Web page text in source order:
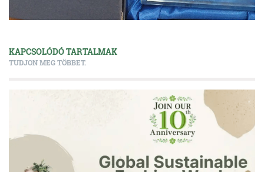
KAPCSOLÓDÓ TARTALMAK
TUDJON MEG TÖBBET.